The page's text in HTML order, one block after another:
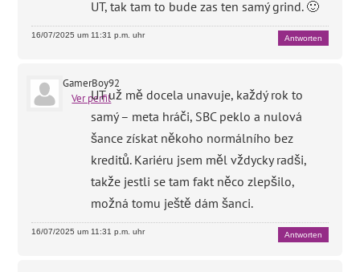
UT, tak tam to bude zas ten samý grind. 🙂
16/07/2025 um 11:31 p.m. uhr Antworten
GamerBoy92
Ver perfilUT už mě docela unavuje, každý rok to
samý – meta hráči, SBC peklo a nulová
šance získat někoho normálního bez
kreditů. Kariéru jsem měl vždycky radši,
takže jestli se tam fakt něco zlepšilo,
možná tomu ještě dám šanci.
16/07/2025 um 11:31 p.m. uhr Antworten